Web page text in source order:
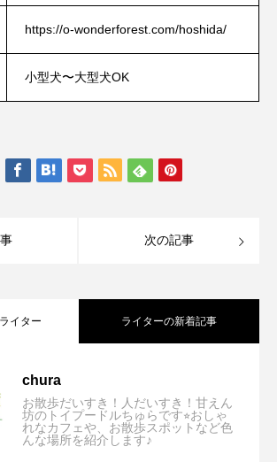
https://o-wonderforest.com/hoshida/
小型犬〜大型犬OK
次の記事
イター ライターの新着記事
chura
お散歩だいすき！人だいすき！甘えん
坊のトイプードルちゅらです⭐︎おしゃ
れなカフェや、お散歩スポットなど色
んな場所を紹介します♪
【兵庫/市川町】いろり勢賀の郷「愛犬と
古民家で味わう絶品炭火焼きランチが最
【大阪/箕面】B stand ＋「店内ペット可⭐︎